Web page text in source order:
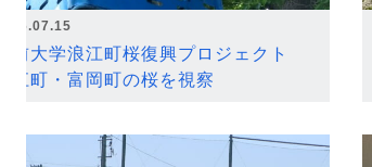
2026.07.15
弘前大学浪江町桜復興プロジェクト
浪江町・富岡町の桜を視察